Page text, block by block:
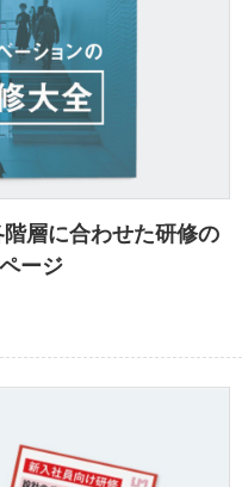
階層に合わせた研修の
ージ